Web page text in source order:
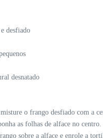
desfiado
desnatado
o frango desfiado com a
as folhas de alface no centro.
sobre a alface e enrole a